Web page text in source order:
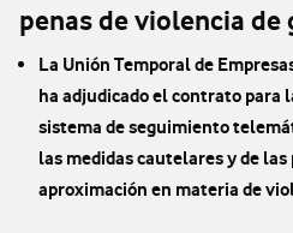
penas de violencia de
La Unión Temporal de
ha adjudicado el contrato para
sistema de seguimiento
las medidas cautelares y de
aproximación en materia de